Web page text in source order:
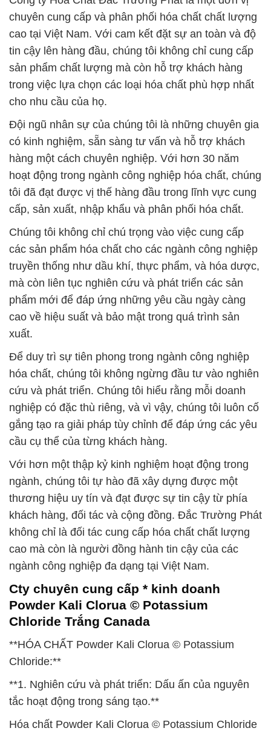
chuyên cung cấp và phân phối hóa chất chất lượng
cao tại Việt Nam. Với cam kết đặt sự an toàn và độ
tin cậy lên hàng đầu, chúng tôi không chỉ cung cấp
sản phẩm chất lượng mà còn hỗ trợ khách hàng
trong việc lựa chọn các loại hóa chất phù hợp nhất
cho nhu cầu của họ.
Đội ngũ nhân sự của chúng tôi là những chuyên gia
có kinh nghiệm, sẵn sàng tư vấn và hỗ trợ khách
hàng một cách chuyên nghiệp. Với hơn 30 năm
hoạt động trong ngành công nghiệp hóa chất, chúng
tôi đã đạt được vị thế hàng đầu trong lĩnh vực cung
cấp, sản xuất, nhập khẩu và phân phối hóa chất.
Chúng tôi không chỉ chú trọng vào việc cung cấp
các sản phẩm hóa chất cho các ngành công nghiệp
truyền thống như dầu khí, thực phẩm, và hóa dược,
mà còn liên tục nghiên cứu và phát triển các sản
phẩm mới để đáp ứng những yêu cầu ngày càng
cao về hiệu suất và bảo mật trong quá trình sản
xuất.
Để duy trì sự tiên phong trong ngành công nghiệp
hóa chất, chúng tôi không ngừng đầu tư vào nghiên
cứu và phát triển. Chúng tôi hiểu rằng mỗi doanh
nghiệp có đặc thù riêng, và vì vậy, chúng tôi luôn cố
gắng tạo ra giải pháp tùy chỉnh để đáp ứng các yêu
cầu cụ thể của từng khách hàng.
Với hơn một thập kỷ kinh nghiệm hoạt động trong
ngành, chúng tôi tự hào đã xây dựng được một
thương hiệu uy tín và đạt được sự tin cậy từ phía
khách hàng, đối tác và cộng đồng. Đắc Trường Phát
không chỉ là đối tác cung cấp hóa chất chất lượng
cao mà còn là người đồng hành tin cậy của các
ngành công nghiệp đa dạng tại Việt Nam.
Cty chuyên cung cấp * kinh doanh
Powder Kali Clorua © Potassium
Chloride Trắng Canada
**HÓA CHẤT Powder Kali Clorua © Potassium
Chloride:**
**1. Nghiên cứu và phát triển: Dấu ấn của nguyên
tắc hoạt động trong sáng tạo.**
Hóa chất Powder Kali Clorua © Potassium Chloride